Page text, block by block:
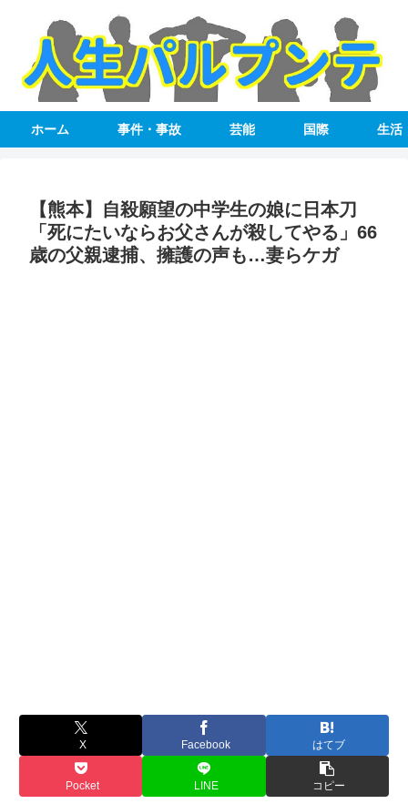
ホーム 事件・事故 芸能 国際 生活
【熊本】自殺願望の中学生の娘に日本刀
「死にたいならお父さんが殺してやる」66
歳の父親逮捕、擁護の声も…妻らケガ
X Facebook はてブ
Pocket LINE コピー